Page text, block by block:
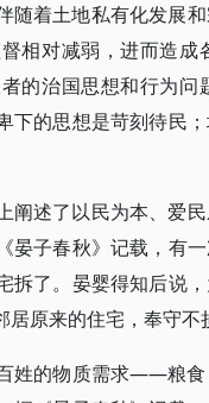
着土地私有化发展
相对减弱，进而造
的治国思想和行为
下的思想是苛刻待民
阐述了以民为本、爱
晏子春秋》记载，有
了。晏婴得知后说
原来的住宅，奉守不
姓的物质需求——粮